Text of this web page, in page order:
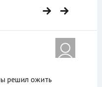
решил ожить